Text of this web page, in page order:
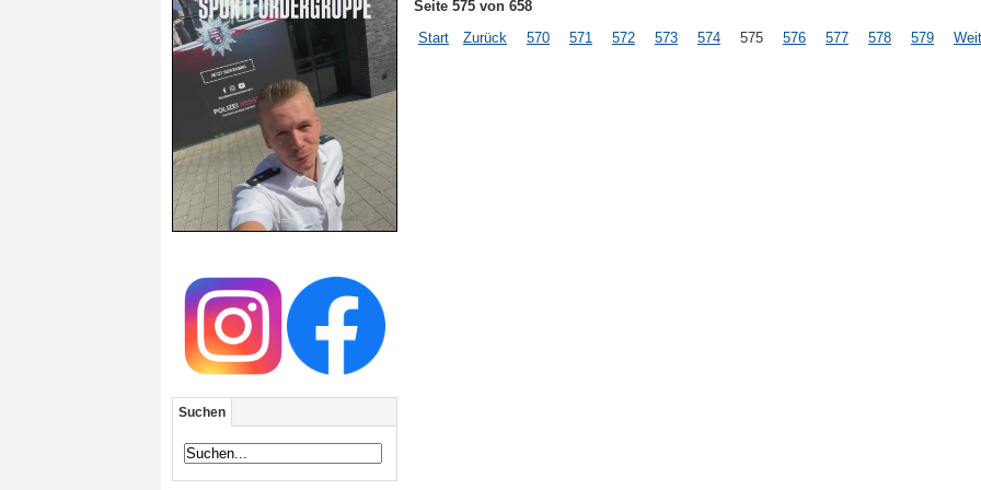
Suchen
Seite 575 von 658
Start
Zurück 570 571 572 573 574 575 576 577 578 579